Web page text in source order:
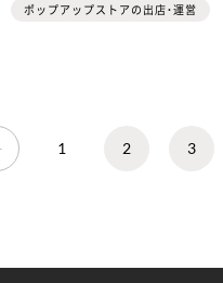
ポップアップストアの出店・運営
1 2 3